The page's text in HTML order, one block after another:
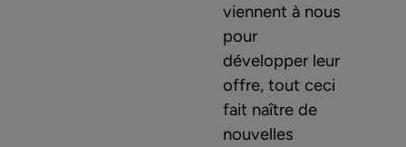
viennent à nous
pour
développer leur
offre, tout ceci
fait naître de
nouvelles